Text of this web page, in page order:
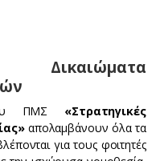
Δικαιώματα
του ΠΜΣ «Στρατηγικές
απολαμβάνουν όλα τα
για τους φοιτητές